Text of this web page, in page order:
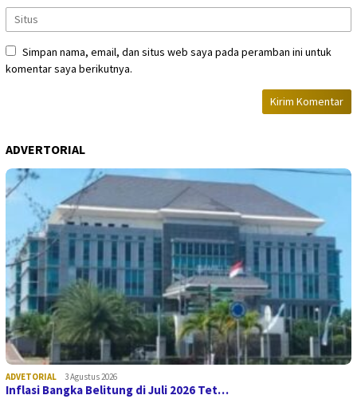
Simpan nama, email, dan situs web saya pada peramban ini untuk
komentar saya berikutnya.
ADVERTORIAL
ADVETORIAL 3 Agustus 2026
Inflasi Bangka Belitung di Juli 2026 Tet…